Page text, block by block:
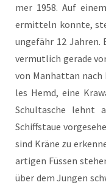
mer 1958. Auf
ermit­teln konn­te,
unge­fähr 12 Jah­ren.
ver­mut­lich gera­de
von Man­hat­tan
les Hemd, eine
Schul­ta­sche lehnt
Schiffstaue
sind Krä­ne zu
ar­ti­gen Füs­sen
über dem Jun­gen